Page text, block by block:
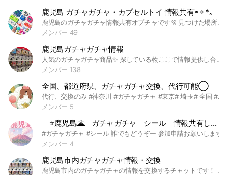
鹿児島 ガチャガチャ・カプセルトイ 情報共有◓✧*｡
鹿児島のガチャガチャ情報共有オプチャです🫧 見つけた場所・新作・再入荷など みんなでゆるく情報交換できたら嬉しいです🫶🏻💖 ガチャ好きさん大歓迎🎀ིྀ 仲良く使ってくれると嬉しいです✨ #鹿児島 #ガチャガチャ #カプセルトイ
メンバー 49
鹿児島ガチャガチャ情報
人気のガチャガチャ商品✨ 探している物ここで情報提供し合いませんか？ もしかしたら探しているガチャガチャが見つかるかもしれない…！！ #ガチャガチャ
メンバー 138
全国、都道府県、ガチャガチャ交換、代行可能◯
代行、交換のみ #神奈川 #ガチャガチャ #東京# 埼玉# 全国 #関東 #関西 #交換 #代行 #東北 #北海道 #四国 #中国 #九州 #東海 #山梨 #めじるし #大阪 #京都 #岩手 #秋田 #宮城 #山形 #福島 #茨城 #愛知 #和歌山 #高知 #熊本 #新潟 #三重 #宮崎 #富山 #長野 #群馬 #静岡 #千葉 #奈良 #岐阜 #石川 #福井 #栃木 #滋賀 #兵庫 #鳥取 #島根 #山口 #広島 #愛媛 #徳島 #香川 #大分 #鹿児島 #長崎 #佐賀
メンバー 5
⭐️鹿児島🌋 ガチャガチャ シール 情報共有しましょう！！
#ガチャガチャ #シール 誰でもどうぞー 参加申請お願いします
メンバー 4
鹿児島市内ガチャガチャ情報・交換
鹿児島市内のガチャガチャの情報を交換するチャットです！ 代行、交換、情報提供、雑談以外でガチャガチャに関することならなんでもOKです！ #ガチャガチャ #鹿児島市 #ガチャ活